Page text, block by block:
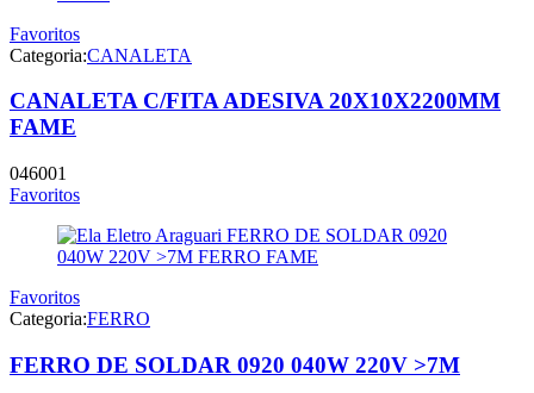
Favoritos
Categoria:CANALETA
CANALETA C/FITA ADESIVA 20X10X2200MM
FAME
046001
Favoritos
Favoritos
Categoria:FERRO
FERRO DE SOLDAR 0920 040W 220V >7M